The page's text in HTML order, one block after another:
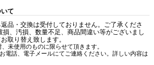
て
品・交換は受付しておりません。ご了承くださ
損、汚損、数量不足、商品間違い等がございまし
取り替え致します。
未使用のものに限らせて頂きます。
電話、電子メールにてご連絡ください。詳しい内容は